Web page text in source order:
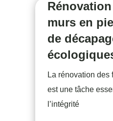
murs en
de
La rénovation des
est une tâche
l’intégrité